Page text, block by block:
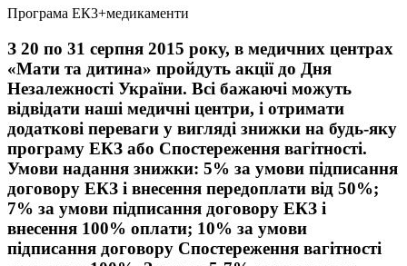
Програма ЕК3+медикаменти
З 20 по 31 серпня 2015 року, в медичних центрах
«Мати та дитина» пройдуть акції до Дня
Незалежності України. Всі бажаючі можуть
відвідати наші медичні центри, і отримати
додаткові переваги у вигляді знижки на будь-яку
програму ЕКЗ або Спостереження вагітності.
Умови надання знижки: 5% за умови підписання
договору ЕКЗ і внесення передоплати від 50%;
7% за умови підписання договору ЕКЗ і
внесення 100% оплати; 10% за умови
підписання договору Спостереження вагітності